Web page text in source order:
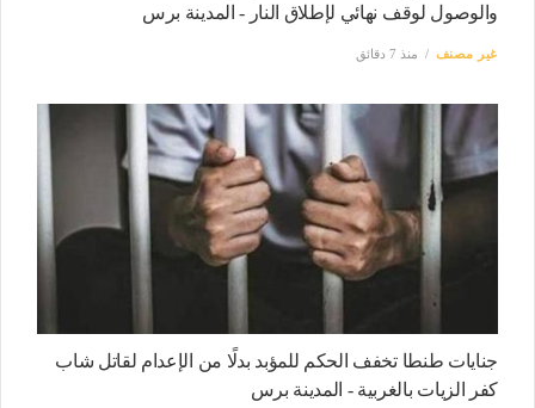
والوصول لوقف نهائي لإطلاق النار - المدينة برس
غير مصنف منذ 7 دقائق
جنايات طنطا تخفف الحكم للمؤبد بدلًا من الإعدام لقاتل شاب
كفر الزيات بالغربية - المدينة برس